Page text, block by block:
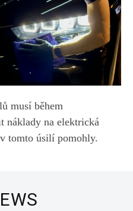
musí během
náklady na elektrická
tomto úsilí pomohly.